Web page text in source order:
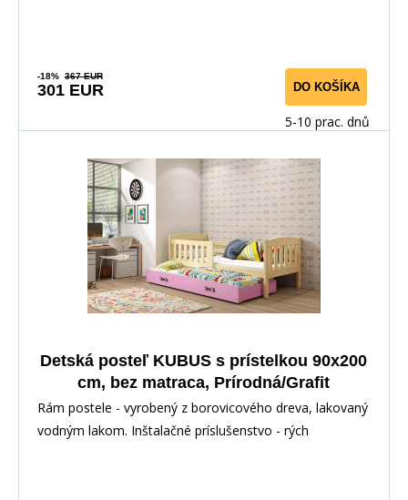
-18% 367 EUR
301 EUR DO KOŠÍKA
5-10 prac. dnů
Detská posteľ KUBUS s prístelkou 90x200
cm, bez matraca, Prírodná/Grafit
Rám postele - vyrobený z borovicového dreva, lakovaný
vodným lakom. Inštalačné príslušenstvo - rých